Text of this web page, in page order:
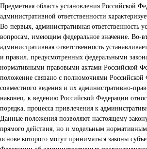
Предметная область установления Российской
административной ответственности
Во-первых, административная ответственность
вопросам, имеющим федеральное значение. Во-
административная ответственность
и правил, предусмотренных федеральными
нормативными правовыми актами Российской
положение связано с полномочиями Российской
совместного ведения и их административно-
наконец, к ведению Российской Федерации
порядка, процесса привлечения к
Данные положения позволяют настоящему
прямого действия, но и модельным
основе которого могут приниматься законы